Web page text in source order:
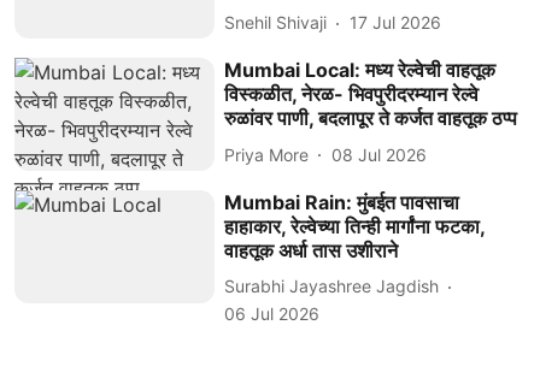
Snehil Shivaji 17 Jul 2026
Mumbai Local: मध्य रेल्वेची वाहतूक
विस्कळीत, नेरळ- भिवपुरीदरम्यान रेल्वे
रुळांवर पाणी, बदलापूर ते कर्जत वाहतूक ठप्प
Priya More 08 Jul 2026
Mumbai Rain: मुंबईत पावसाचा
हाहाकार, रेल्वेच्या तिन्ही मार्गांना फटका,
वाहतूक अर्धा तास उशीराने
Surabhi Jayashree Jagdish
06 Jul 2026